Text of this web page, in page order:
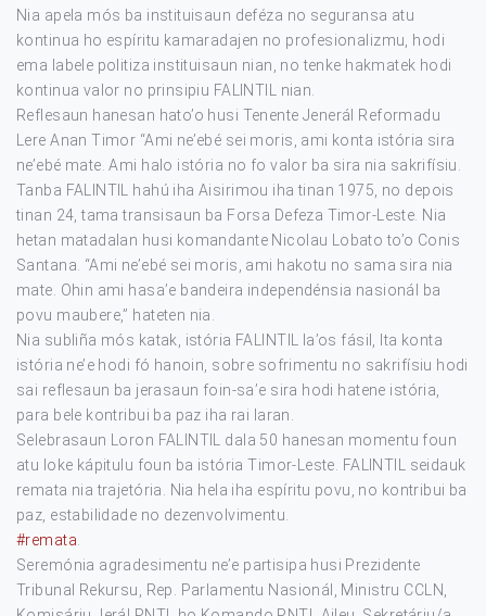
Nia apela mós ba instituisaun deféza no seguransa atu
kontinua ho espíritu kamaradajen no profesionalizmu, hodi
ema labele politiza instituisaun nian, no tenke hakmatek hodi
kontinua valor no prinsipiu FALINTIL nian.
Reflesaun hanesan hato’o husi Tenente Jenerál Reformadu
Lere Anan Timor “Ami ne’ebé sei moris, ami konta istória sira
ne’ebé mate. Ami halo istória no fo valor ba sira nia sakrifísiu.
Tanba FALINTIL hahú iha Aisirimou iha tinan 1975, no depois
tinan 24, tama transisaun ba Forsa Defeza Timor-Leste. Nia
hetan matadalan husi komandante Nicolau Lobato to’o Conis
Santana. “Ami ne’ebé sei moris, ami hakotu no sama sira nia
mate. Ohin ami hasa’e bandeira independénsia nasionál ba
povu maubere,” hateten nia.
Nia subliña mós katak, istória FALINTIL la’os fásil, Ita konta
istória ne’e hodi fó hanoin, sobre sofrimentu no sakrifísiu hodi
sai reflesaun ba jerasaun foin-sa’e sira hodi hatene istória,
para bele kontribui ba paz iha rai laran.
Selebrasaun Loron FALINTIL dala 50 hanesan momentu foun
atu loke kápitulu foun ba istória Timor-Leste. FALINTIL seidauk
remata nia trajetória. Nia hela iha espíritu povu, no kontribui ba
paz, estabilidade no dezenvolvimentu.
#remata
Seremónia agradesimentu ne’e partisipa husi Prezidente
Tribunal Rekursu, Rep. Parlamentu Nasionál, Ministru CCLN,